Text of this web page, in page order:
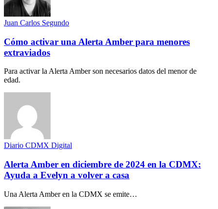
Juan Carlos Segundo
Cómo activar una Alerta Amber para menores
extraviados
Para activar la Alerta Amber son necesarios datos del menor de
edad.
Diario CDMX Digital
Alerta Amber en diciembre de 2024 en la CDMX:
Ayuda a Evelyn a volver a casa
Una Alerta Amber en la CDMX se emite…